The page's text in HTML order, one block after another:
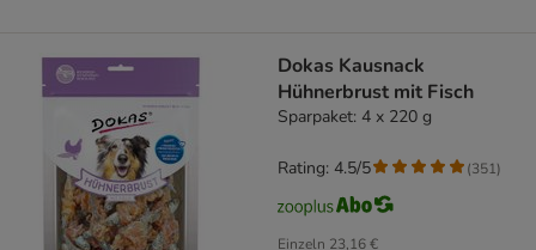
Dokas Kausnack
Hühnerbrust mit Fisch
Sparpaket: 4 x 220 g
Einzeln 23,16 €
Rating: 4.5/5 (351)